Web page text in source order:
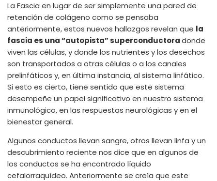
La Fascia en lugar de ser simplemente una pared de
retención de colágeno como se pensaba
anteriormente, estos nuevos hallazgos revelan que la
fascia es una “autopista” superconductoradonde
viven las células, y donde los nutrientes y los desechos
son transportados a otras células o a los canales
prelinfáticos y, en última instancia, al sistema linfático.
Si esto es cierto, tiene sentido que este sistema
desempeñe un papel significativo en nuestro sistema
inmunológico, en las respuestas neurológicas y en el
bienestar general.
Algunos conductos llevan sangre, otros llevan linfa y un
descubrimiento reciente nos dice que en algunos de
los conductos se ha encontrado líquido
cefalorraquídeo. Anteriormente se creía que este